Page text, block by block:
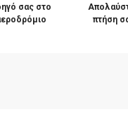
σας στο
πτήση